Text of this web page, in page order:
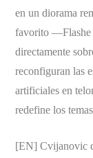
en un diorama
favorito —Flashe
directamente
reconfiguran las
artificiales en
redefine los
[EN] Cvijanovic